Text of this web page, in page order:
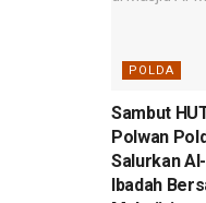
POLDA
Sambut
Polwan
Salurkan
Ibadah